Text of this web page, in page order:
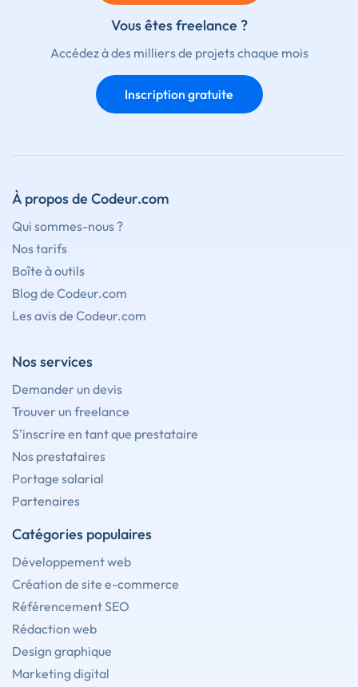
Vous êtes freelance ?
Accédez à des milliers de projets chaque mois
Inscription gratuite
À propos de Codeur.com
Qui sommes-nous ?
Nos tarifs
Boîte à outils
Blog de Codeur.com
Les avis de Codeur.com
Nos services
Demander un devis
Trouver un freelance
S'inscrire en tant que prestataire
Nos prestataires
Portage salarial
Partenaires
Catégories populaires
Développement web
Création de site e-commerce
Référencement SEO
Rédaction web
Design graphique
Marketing digital